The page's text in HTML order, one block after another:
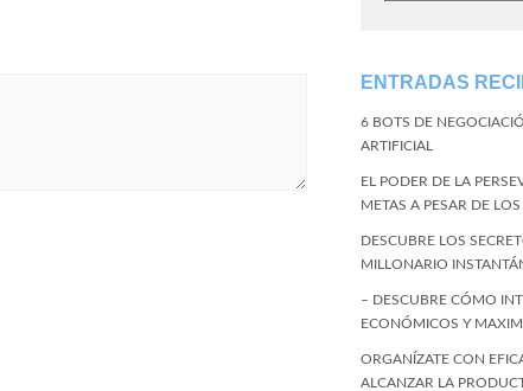
ENTRADAS
6 BOTS DE
ARTIFICIAL
EL PODER DE LA
METAS A PESAR DE
DESCUBRE LOS
MILLONARIO
– DESCUBRE CÓMO
ECONÓMICOS Y
ORGANÍZATE CON
ALCANZAR LA